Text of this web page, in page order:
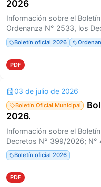
2026
Información sobre el
Ordenanza N° 2533, los
Boletín oficial 2026
PDF
03 de julio de 2026
Boletín Oficial Municipal
2026.
Información sobre el
Decretos N° 399/2026; N°
Boletín oficial 2026
PDF